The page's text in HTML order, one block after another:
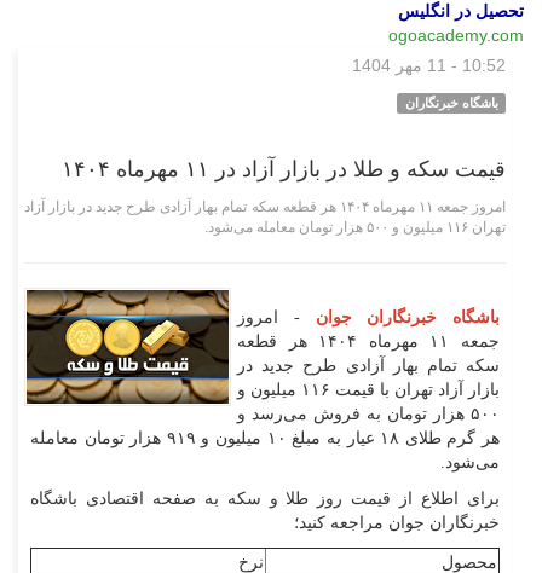
تحصیل در انگلیس
ogoacademy.com
10:52 - 11 مهر 1404
باشگاه خبرنگاران
قیمت سکه و طلا در بازار آزاد در ۱۱ مهرماه ۱۴۰۴
امروز جمعه ۱۱ مهرماه ۱۴۰۴ هر قطعه سکه تمام بهار آزادی طرح جدید در بازار آزاد
تهران ۱۱۶ میلیون و ۵۰۰ هزار تومان معامله می‌شود.
باشگاه خبرنگاران جوان - امروز
جمعه ۱۱ مهرماه ۱۴۰۴ هر قطعه
سکه تمام بهار آزادی طرح جدید در
بازار آزاد تهران با قیمت ۱۱۶ میلیون و
۵۰۰ هزار تومان به فروش می‌رسد و
هر گرم طلای ۱۸ عیار به مبلغ ۱۰ میلیون و ۹۱۹ هزار تومان معامله
می‌شود.
برای اطلاع از قیمت روز طلا و سکه به صفحه اقتصادی باشگاه
خبرنگاران جوان مراجعه کنید؛
محصول
نرخ